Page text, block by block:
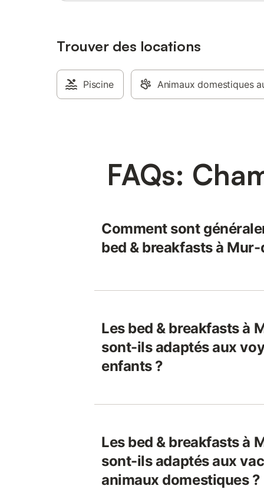
Trouver des locations
Piscine Animaux domestiques
FAQs:
Comment sont
bed & breakfasts à
Les bed & breakfasts à
sont-ils adaptés aux
enfants ?
Les bed & breakfasts à
sont-ils adaptés aux
animaux domestiques ?